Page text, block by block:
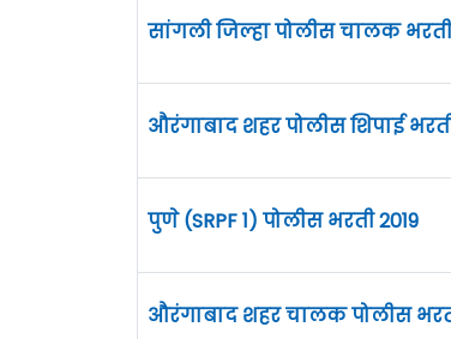
सांगली जिल्हा पोलीस चालक भरती
औरंगाबाद शहर पोलीस शिपाई
पुणे (SRPF 1) पोलीस भरती 2019
औरंगाबाद शहर चालक पोलीस